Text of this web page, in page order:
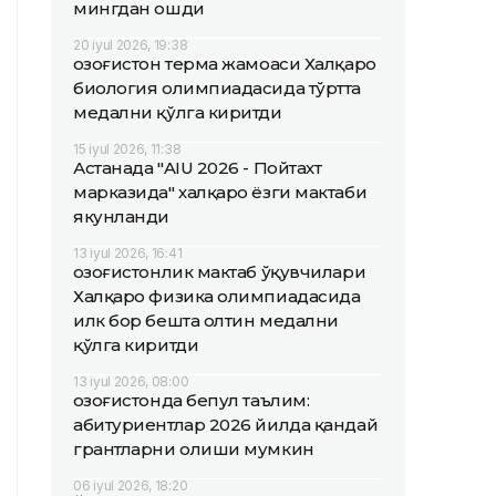
мингдан ошди
20 iyul 2026, 19:38
Қозоғистон терма жамоаси Халқаро
биология олимпиадасида тўртта
медални қўлга киритди
15 iyul 2026, 11:38
Астанада "AIU 2026 - Пойтахт
марказида" халқаро ёзги мактаби
якунланди
13 iyul 2026, 16:41
Қозоғистонлик мактаб ўқувчилари
Халқаро физика олимпиадасида
илк бор бешта олтин медални
қўлга киритди
13 iyul 2026, 08:00
Қозоғистонда бепул таълим:
абитуриентлар 2026 йилда қандай
грантларни олиши мумкин
06 iyul 2026, 18:20